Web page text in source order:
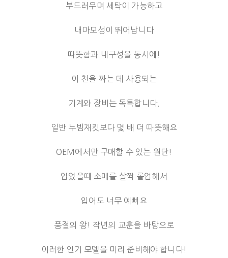
부드러우며 세탁이 가능하고
내마모성이 뛰어납니다
따뜻함과 내구성을 동시에!
이 천을 짜는 데 사용되는
기계와 장비는 독특합니다.
일반 누빔재킷보다 몇 배 더 따뜻해요
OEM에서만 구매할 수 있는 원단!
입었을때 소매를 살짝 롤업해서
입어도 너무 예뻐요
품절의 왕! 작년의 교훈을 바탕으로
이러한 인기 모델을 미리 준비해야 합니다!